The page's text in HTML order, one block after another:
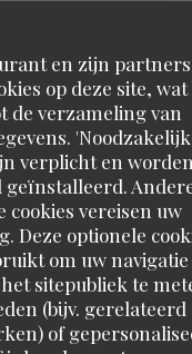
en zijn partners
op deze site,
de verzameling van
verplicht en
geïnstalleerd.
cookies vereisen uw
Deze optionele
om uw
sitepubliek te
(bijv. gerelateerd
of
: